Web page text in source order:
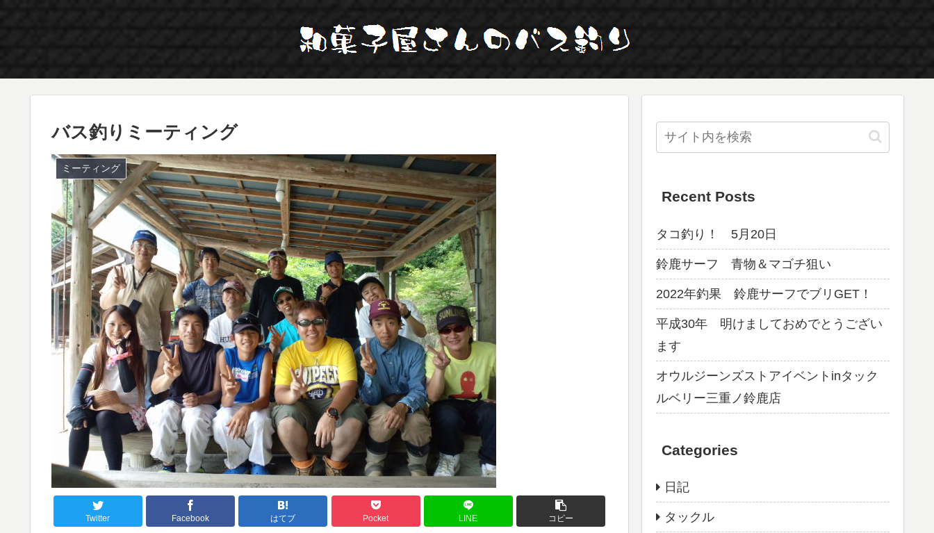
バス釣りミーティング
ミーティング
Twitter Facebook はてブ Pocket LINE コピー
Recent Posts
タコ釣り！ 5月20日
鈴鹿サーフ 青物＆マゴチ狙い
2022年釣果 鈴鹿サーフでブリGET！
平成30年 明けましておめでとうござい
ます
オウルジーンズストアイベントinタック
ルベリー三重ノ鈴鹿店
Categories
日記
タックル